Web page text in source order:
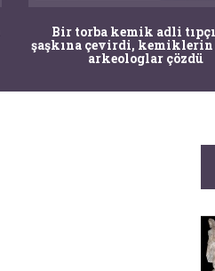
Bir torba kemik adli
şaşkına çevirdi, kemiklerin
arkeologlar çözdü